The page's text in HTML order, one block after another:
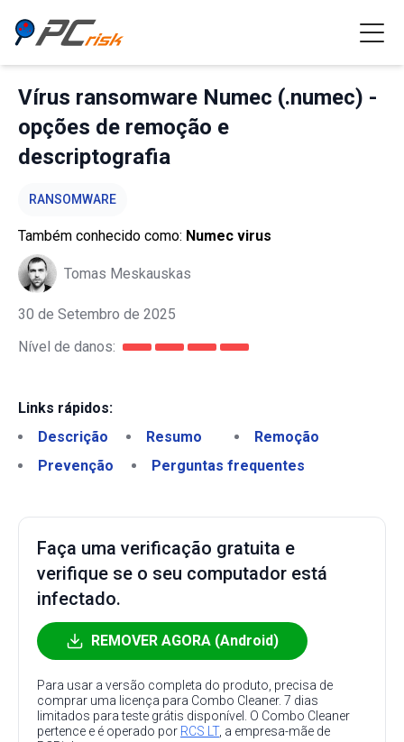
Vírus ransomware Numec (.numec) -
opções de remoção e
descriptografia
RANSOMWARE
Também conhecido como: Numec virus
Tomas Meskauskas
30 de Setembro de 2025
Nível de danos:
Links rápidos:
Descrição
Resumo
Remoção
Prevenção
Perguntas frequentes
Faça uma verificação gratuita e
verifique se o seu computador está
infectado.
REMOVER AGORA (Android)
Para usar a versão completa do produto, precisa de
comprar uma licença para Combo Cleaner. 7 dias
limitados para teste grátis disponível. O Combo Cleaner
pertence e é operado por RCS LT, a empresa-mãe de